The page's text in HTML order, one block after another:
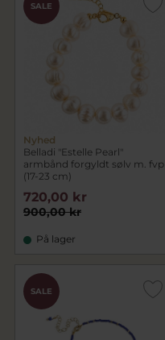
SALE
Nyhed
Belladi "Estelle Pearl"
armbånd forgyldt sølv m. fvp
(17-23 cm)
900,00 kr
720,00 kr
På lager
SALE